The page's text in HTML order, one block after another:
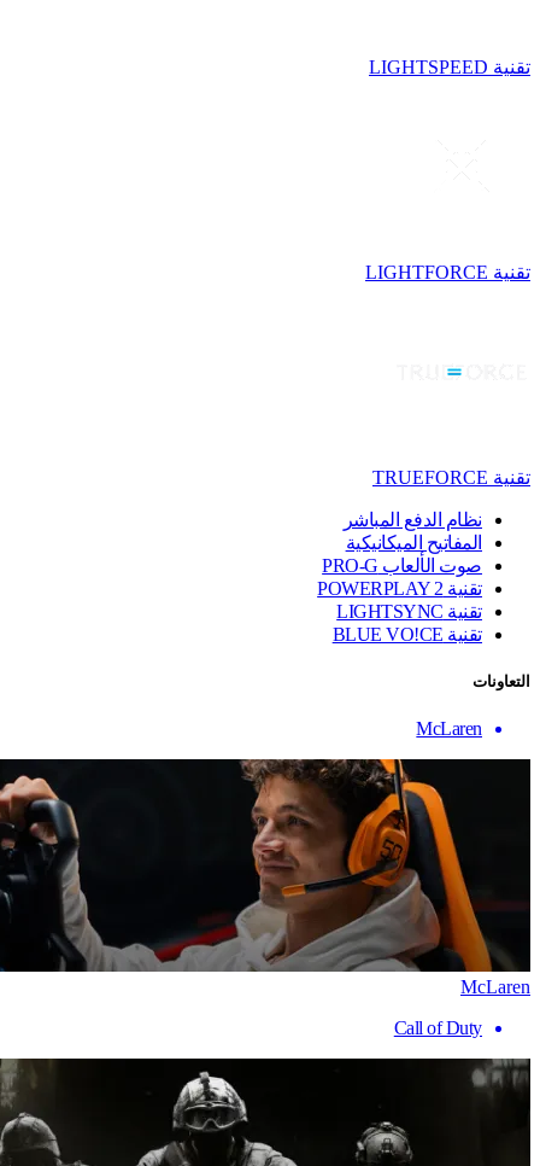
تقنية LIGHTSPEED
تقنية LIGHTFORCE
تقنية TRUEFORCE
نظام الدفع المباشر
المفاتيح الميكانيكية
صوت الألعاب PRO-G
تقنية ‏POWERPLAY 2
تقنية LIGHTSYNC
تقنية BLUE VO!CE
التعاونات
McLaren
McLaren
Call of Duty